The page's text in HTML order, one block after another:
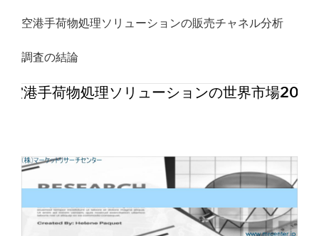
空港手荷物処理ソリューションの販売チャネル分析
調査の結論
空港手荷物処理ソリューションの世界市場